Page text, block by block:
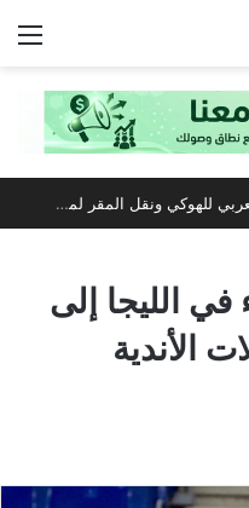
سلطنة عُمان تفوز برئاسة الاتحاد العربي للهوكي ونقل المقر لمسقط
في الليجا إلى
الأندية